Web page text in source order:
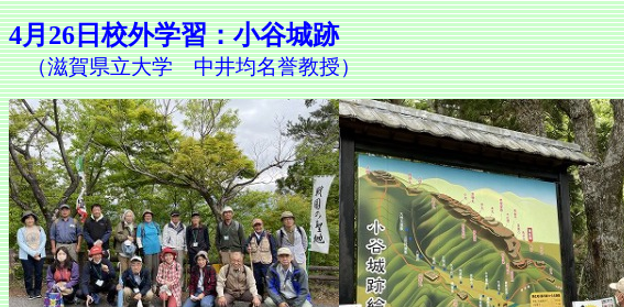
4月26日校外学習：小谷城跡
（滋賀県立大学 中井均名誉教授）